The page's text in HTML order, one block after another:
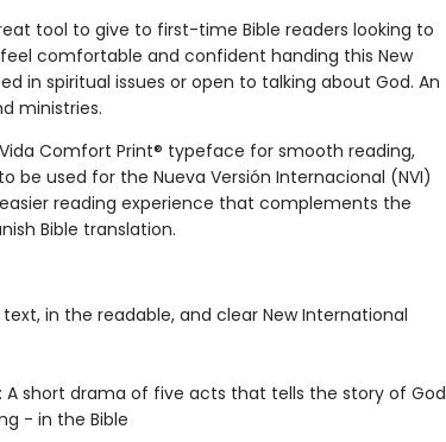
tool to give to first-time Bible readers looking to
comfortable and confident handing this New
in spiritual issues or open to talking about God. An
ministries.
Comfort Print® typeface for smooth reading,
be used for the Nueva Versión Internacional (NVI)
reading experience that complements the
Bible translation.
in the readable, and clear New International
A short drama of five acts that tells the story of God
- in the Bible